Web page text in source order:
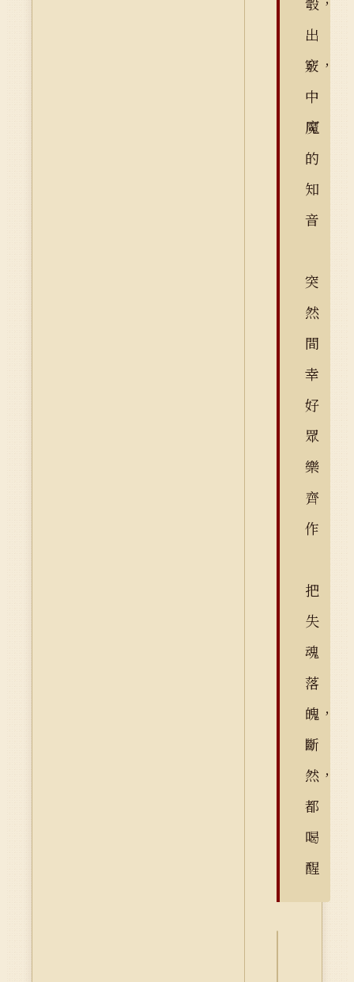
出
竅，
中
魔
的
知
音
突
然
間
幸
好
眾
樂
齊
作
把
失
魂
落
魄，
斷
然，
都
喝
醒